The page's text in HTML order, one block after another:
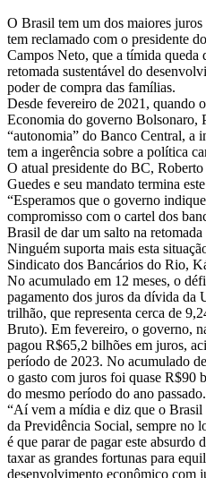
O Brasil tem um dos maiores
tem reclamado com o presidente
Campos Neto, que a tímida queda
retomada sustentável do
poder de compra das famílias.
Desde fevereiro de 2021, quando
Economia do governo Bolsonaro,
“autonomia” do Banco Central, a
tem a ingerência sobre a política
O atual presidente do BC,
Guedes e seu mandato termina
“Esperamos que o governo
compromisso com o cartel dos
Brasil de dar um salto na
Ninguém suporta mais esta
Sindicato dos Bancários do Rio,
No acumulado em 12 meses, o
pagamento dos juros da dívida da
trilhão, que representa cerca de
Bruto). Em fevereiro, o governo,
pagou R$65,2 bilhões em juros,
período de 2023. No acumulado
o gasto com juros foi quase R$90
do mesmo período do ano passado.
“Aí vem a mídia e diz que o
da Previdência Social, sempre no
é que parar de pagar este absurdo
taxar as grandes fortunas para
desenvolvimento econômico com